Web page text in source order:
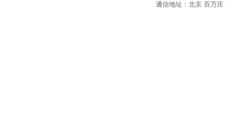
通信地址：北京 百万